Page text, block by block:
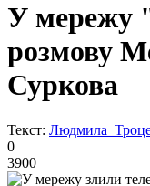
У мережу
розмову
Суркова
Текст: Людмила
0
3900